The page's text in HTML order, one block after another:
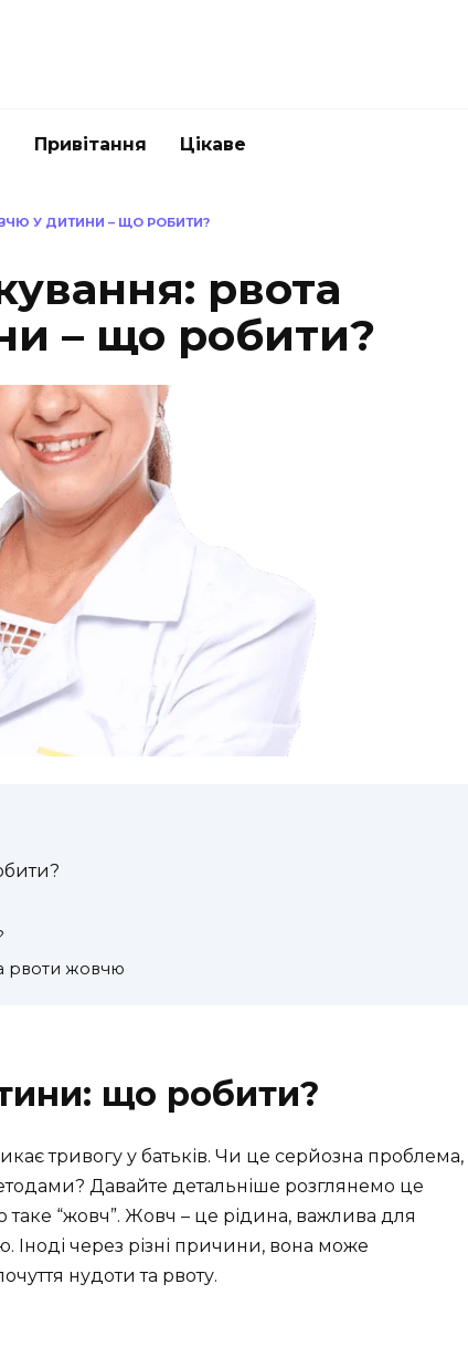
Привітання Цікаве
У ДИТИНИ – ЩО РОБИТИ?
рвота
– що робити?
рвоти жовчю
що робити?
тривогу у батьків. Чи це серйозна проблема,
Давайте детальніше розглянемо це
таке “жовч”. Жовч – це рідина, важлива для
Іноді через різні причини, вона може
нудоти та рвоту.